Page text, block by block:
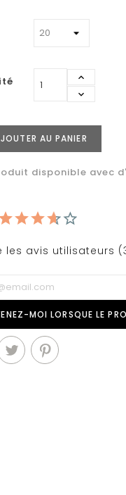
AU PANIER
disponible avec
les avis utilisateurs
MOI LORSQUE LE